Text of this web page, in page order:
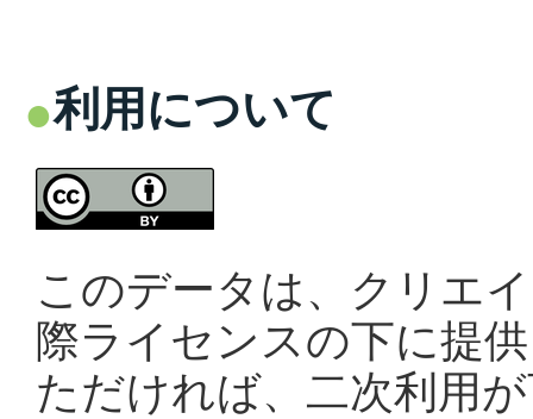
利用について
このデータは、クリエ
際ライセンスの下に提
ただければ、二次利用